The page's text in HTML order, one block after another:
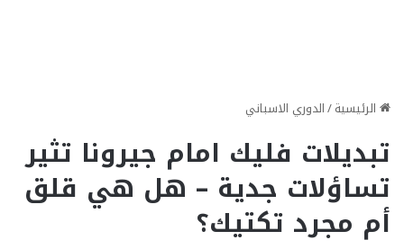
الرئيسية/الدوري الاسباني
تبديلات فليك امام جيرونا تثير
تساؤلات جدية – هل هي قلق
أم مجرد تكتيك؟